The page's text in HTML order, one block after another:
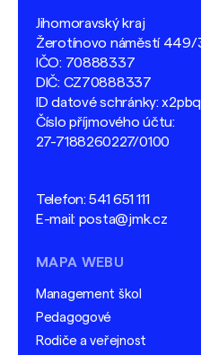
Jihomoravský kraj
Žerotínovo náměstí 449/
IČO: 70888337
DIČ: CZ70888337
ID datové schránky:
Číslo příjmového účtu:
27-7188260227/0100
Telefon:541 651 111
E-mail: posta@jmk.cz
MAPA WEBU
Management škol
Pedagogové
Rodiče a veřejnost